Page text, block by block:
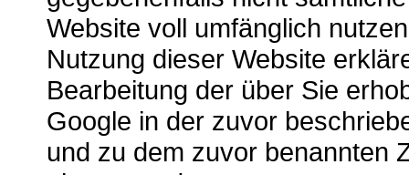
Website voll umfänglich
Nutzung dieser Website
Bearbeitung der über Sie
Google in der zuvor
und zu dem zuvor benannten